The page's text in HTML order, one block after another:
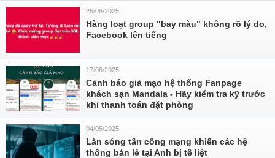
25/06/2025
Hàng loạt group "bay màu" không rõ lý do,
Facebook lên tiếng
17/06/2025
Cảnh báo giả mạo hệ thống Fanpage
khách sạn Mandala - Hãy kiểm tra kỹ trước
khi thanh toán đặt phòng
04/05/2025
Làn sóng tấn công mạng khiến các hệ
thống bán lẻ tại Anh bị tê liệt